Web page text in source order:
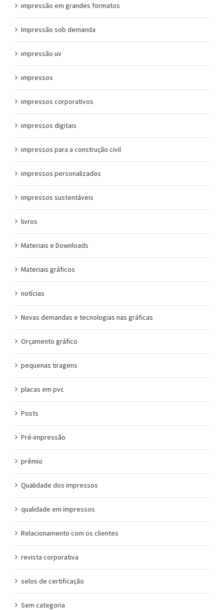
impressão em grandes formatos
Impressão sob demanda
impressão uv
impressos
impressos corporativos
impressos digitais
impressos para a construção civil
impressos personalizados
impressos sustentáveis
livros
Materiais e Downloads
Materiais gráficos
notícias
Novas demandas e tecnologias nas gráficas
Orçamento gráfico
pequenas tiragens
placas em pvc
Posts
Pré-impressão
prêmio
Qualidade dos impressos
qualidade em impressos
Relacionamento com os clientes
revista corporativa
selos de certificação
Sem categoria